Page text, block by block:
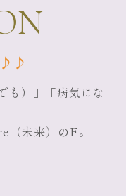
♪♪
も）
」「病気にな
未来）のF。